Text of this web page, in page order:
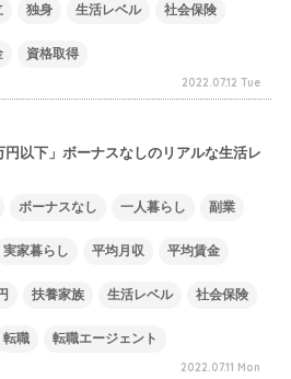
独身 生活レベル 社会保険
資格取得
2022.07.12 Tue
円以下」ボーナスなしのリアルな生活レ
ボーナスなし 一人暮らし 副業
実家暮らし 平均月収 平均賃金
扶養家族 生活レベル 社会保険
転職 転職エージェント
2022.07.11 Mon